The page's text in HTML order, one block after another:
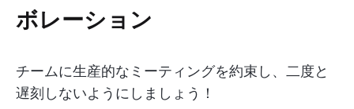
ボレーション
チームに生産的なミーティングを約束し、二度と
遅刻しないようにしましょう！